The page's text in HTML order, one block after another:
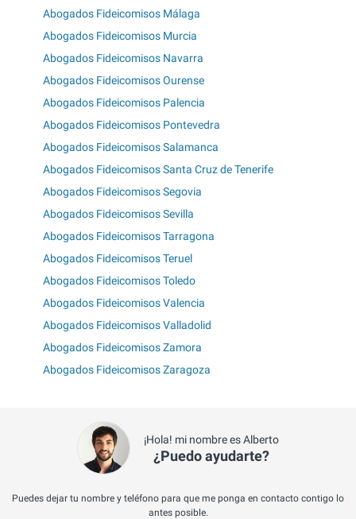
Abogados Fideicomisos Málaga
Abogados Fideicomisos Murcia
Abogados Fideicomisos Navarra
Abogados Fideicomisos Ourense
Abogados Fideicomisos Palencia
Abogados Fideicomisos Pontevedra
Abogados Fideicomisos Salamanca
Abogados Fideicomisos Santa Cruz de Tenerife
Abogados Fideicomisos Segovia
Abogados Fideicomisos Sevilla
Abogados Fideicomisos Tarragona
Abogados Fideicomisos Teruel
Abogados Fideicomisos Toledo
Abogados Fideicomisos Valencia
Abogados Fideicomisos Valladolid
Abogados Fideicomisos Zamora
Abogados Fideicomisos Zaragoza
¡Hola! mi nombre es Alberto
¿Puedo ayudarte?
Puedes dejar tu nombre y teléfono para que me ponga en contacto contigo lo
antes posible.